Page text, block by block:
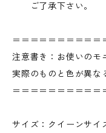
ご了承下さい。
＝＝＝＝＝＝＝＝＝＝
注意書き：お使いのモ
実際のものと色が異
＝＝＝＝＝＝＝＝＝＝
サイズ：クイーンサイ